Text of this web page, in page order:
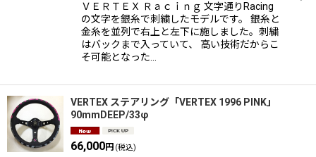
ＶＥＲＴＥＸ Ｒａｃｉｎｇ 文字通りRacing
の文字を銀糸で刺繍したモデルです。 銀糸と
金糸を並列で右上と左下に施しました。刺繍
はバックまで入っていて、 高い技術だからこ
そ可能となった…
VERTEX ステアリング「VERTEX 1996 PINK」
90mmDEEP/33φ
66,000円 (税込)